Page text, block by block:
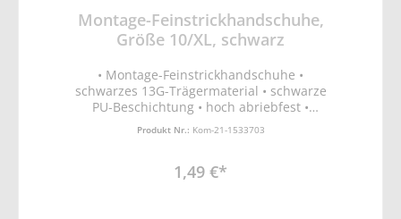
Montage-Feinstrickhandschuhe,
Größe 10/XL, schwarz
• Montage-Feinstrickhandschuhe •
schwarzes 13G-Trägermaterial • schwarze
PU-Beschichtung • hoch abriebfest •
ergonomische Passform • bedingt rutsch-
(Abrieb-, Schnitt, Reiß- und
Produkt Nr.: Kom-21-1533703
1,49 €*